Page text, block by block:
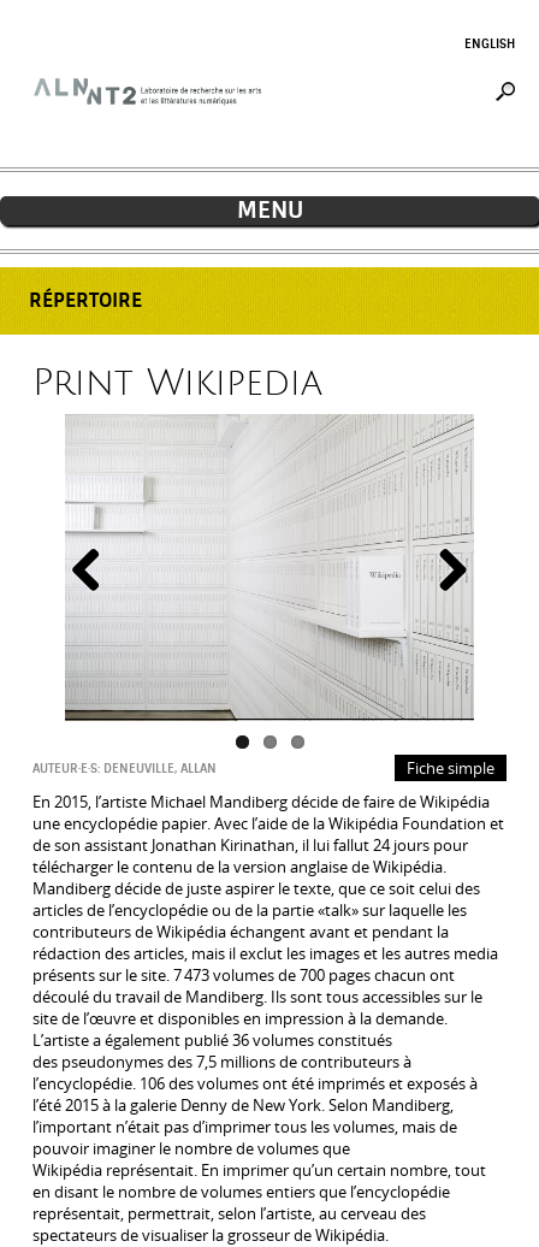
ENGLISH
RÉPERTOIRE
Print Wikipedia
AUTEUR·E·S: DENEUVILLE, ALLAN
Fiche simple
En 2015, l’artiste Michael Mandiberg décide de faire de Wikipédia
une encyclopédie papier. Avec l’aide de la Wikipédia Foundation et
de son assistant Jonathan Kirinathan, il lui fallut 24 jours pour
télécharger le contenu de la version anglaise de Wikipédia.
Mandiberg décide de juste aspirer le texte, que ce soit celui des
articles de l’encyclopédie ou de la partie «talk» sur laquelle les
contributeurs de Wikipédia échangent avant et pendant la
rédaction des articles, mais il exclut les images et les autres media
présents sur le site. 7 473 volumes de 700 pages chacun ont
découlé du travail de Mandiberg. Ils sont tous accessibles sur le
site de l’œuvre et disponibles en impression à la demande.
L’artiste a également publié 36 volumes constitués
des pseudonymes des 7,5 millions de contributeurs à
l’encyclopédie. 106 des volumes ont été imprimés et exposés à
l’été 2015 à la galerie Denny de New York. Selon Mandiberg,
l’important n’était pas d’imprimer tous les volumes, mais de
pouvoir imaginer le nombre de volumes que
Wikipédia représentait. En imprimer qu’un certain nombre, tout
en disant le nombre de volumes entiers que l’encyclopédie
représentait, permettrait, selon l’artiste, au cerveau des
spectateurs de visualiser la grosseur de Wikipédia.
MENU